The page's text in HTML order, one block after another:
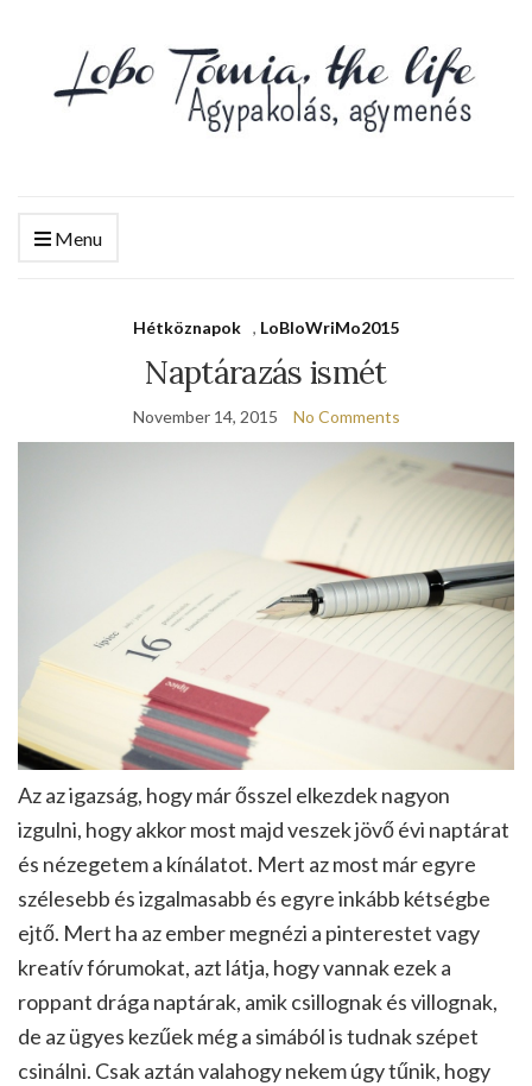
Menu
Hétköznapok , LoBloWriMo2015
Naptárazás ismét
November 14, 2015 No Comments
Az az igazság, hogy már ősszel elkezdek nagyon
izgulni, hogy akkor most majd veszek jövő évi naptárat
és nézegetem a kínálatot. Mert az most már egyre
szélesebb és izgalmasabb és egyre inkább kétségbe
ejtő. Mert ha az ember megnézi a pinterestet vagy
kreatív fórumokat, azt látja, hogy vannak ezek a
roppant drága naptárak, amik csillognak és villognak,
de az ügyes kezűek még a simából is tudnak szépet
csinálni. Csak aztán valahogy nekem úgy tűnik, hogy